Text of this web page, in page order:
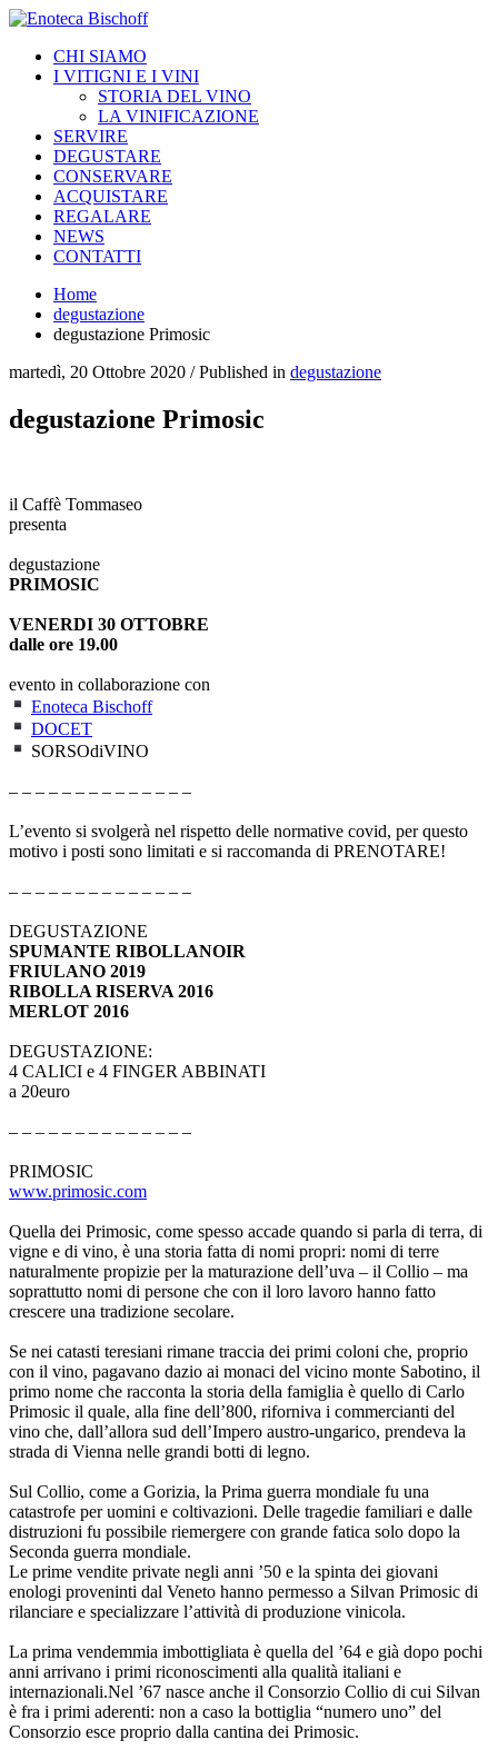
CHI SIAMO
I VITIGNI E I VINI
STORIA DEL VINO
LA VINIFICAZIONE
SERVIRE
DEGUSTARE
CONSERVARE
ACQUISTARE
REGALARE
NEWS
CONTATTI
Home
degustazione
degustazione Primosic
martedì, 20 Ottobre 2020 /Published in degustazione
degustazione Primosic
il Caffè Tommaseo
presenta
degustazione
PRIMOSIC
VENERDI 30 OTTOBRE
dalle ore 19.00
evento in collaborazione con
Enoteca Bischoff
DOCET
SORSOdiVINO
– – – – – – – – – – – – – –
L’evento si svolgerà nel rispetto delle normative covid, per questo
motivo i posti sono limitati e si raccomanda di PRENOTARE!
– – – – – – – – – – – – – –
DEGUSTAZIONE
SPUMANTE RIBOLLANOIR
FRIULANO 2019
RIBOLLA RISERVA 2016
MERLOT 2016
DEGUSTAZIONE:
4 CALICI e 4 FINGER ABBINATI
a 20euro
– – – – – – – – – – – – – –
PRIMOSIC
www.primosic.com
Quella dei Primosic, come spesso accade quando si parla di terra, di
vigne e di vino, è una storia fatta di nomi propri: nomi di terre
naturalmente propizie per la maturazione dell’uva – il Collio – ma
soprattutto nomi di persone che con il loro lavoro hanno fatto
crescere una tradizione secolare.
Se nei catasti teresiani rimane traccia dei primi coloni che, proprio
con il vino, pagavano dazio ai monaci del vicino monte Sabotino, il
primo nome che racconta la storia della famiglia è quello di Carlo
Primosic il quale, alla fine dell’800, riforniva i commercianti del
vino che, dall’allora sud dell’Impero austro-ungarico, prendeva la
strada di Vienna nelle grandi botti di legno.
Sul Collio, come a Gorizia, la Prima guerra mondiale fu una
catastrofe per uomini e coltivazioni. Delle tragedie familiari e dalle
distruzioni fu possibile riemergere con grande fatica solo dopo la
Seconda guerra mondiale.
Le prime vendite private negli anni ’50 e la spinta dei giovani
enologi proveninti dal Veneto hanno permesso a Silvan Primosic di
rilanciare e specializzare l’attività di produzione vinicola.
La prima vendemmia imbottigliata è quella del ’64 e già dopo pochi
anni arrivano i primi riconoscimenti alla qualità italiani e
internazionali.Nel ’67 nasce anche il Consorzio Collio di cui Silvan
è fra i primi aderenti: non a caso la bottiglia “numero uno” del
Consorzio esce proprio dalla cantina dei Primosic.